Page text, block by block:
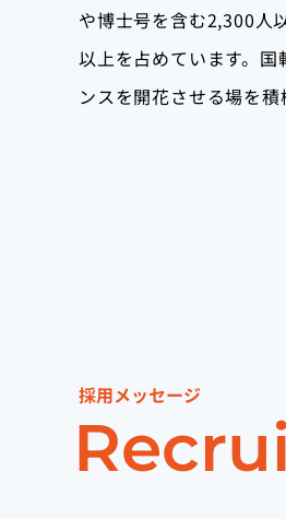
や博士号を含む2,300人
以上を占めています。
ンスを開花させる場を積
採用メッセージ